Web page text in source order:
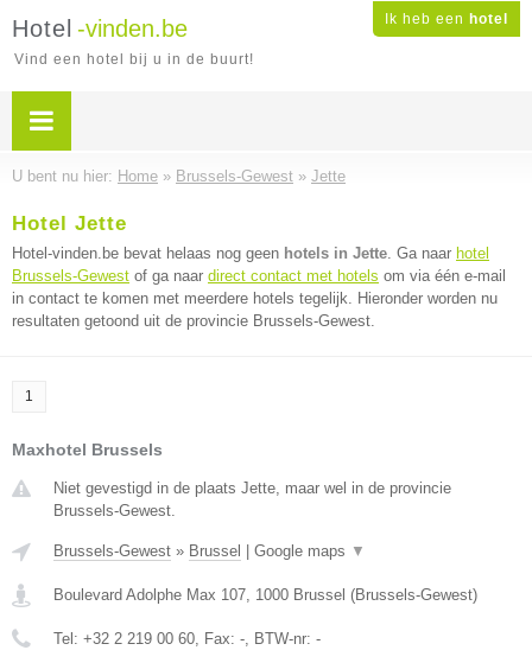
Ik heb een hotel
Hotel -vinden.be
Vind een hotel bij u in de buurt!
U bent nu hier: Home » Brussels-Gewest » Jette
Hotel Jette
Hotel-vinden.be bevat helaas nog geen hotels in Jette. Ga naar hotel
Brussels-Gewest of ga naar direct contact met hotels om via één e-mail
in contact te komen met meerdere hotels tegelijk. Hieronder worden nu
resultaten getoond uit de provincie Brussels-Gewest.
1
Maxhotel Brussels
Niet gevestigd in de plaats Jette, maar wel in de provincie
Brussels-Gewest.
Brussels-Gewest » Brussel Google maps ▼
Boulevard Adolphe Max 107, 1000 Brussel (Brussels-Gewest)
Tel: +32 2 219 00 60, Fax: -, BTW-nr: -